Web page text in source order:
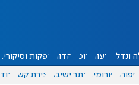
ונדל"ן דעות אוכל יהדות הפקות וסיקורים
ספורט פורומים אתר ישיבה יצירת קשר עוד